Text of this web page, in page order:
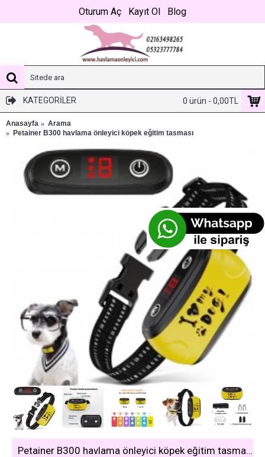
Oturum Aç Kayıt Ol Blog
0 ürün - 0,00TL
KATEGORILER
Anasayfa
Arama
Petainer B300 havlama önleyici köpek eğitim tasması
Petainer B300 havlama önleyici köpek eğitim tasması